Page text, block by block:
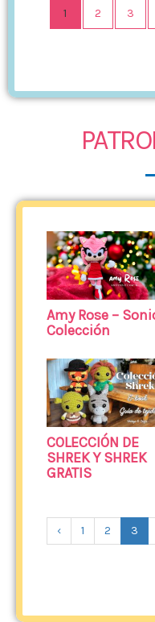
1 2 3
Amy Rose –
Colección
COLECCIÓN DE
SHREK Y SHREK
GRATIS
‹ 1 2 3